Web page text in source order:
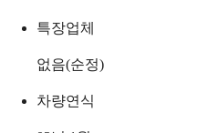
특장업체
없음(순정)
차량연식